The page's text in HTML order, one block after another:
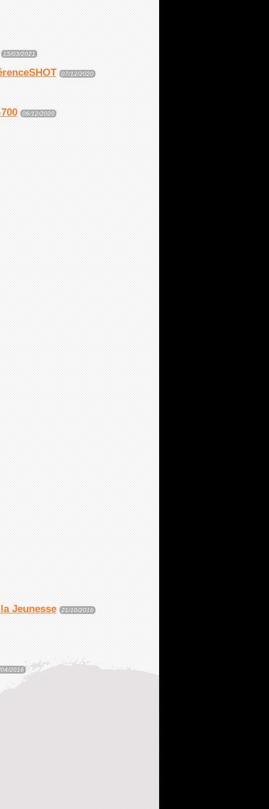
15/03/2021
07/12/2020
06/12/2020
Jeunesse 21/10/2016
2016